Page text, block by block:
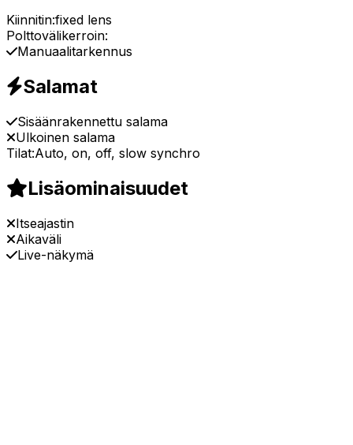
Kiinnitin:fixed lens
Polttovälikerroin:
Manuaalitarkennus
Salamat
Sisäänrakennettu salama
Ulkoinen salama
Tilat:Auto, on, off, slow synchro
Lisäominaisuudet
Itseajastin
Aikaväli
Live-näkymä